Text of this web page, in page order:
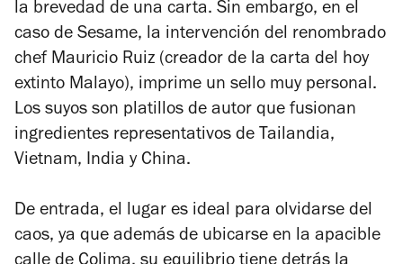
la brevedad de una carta. Sin embargo, en el
caso de Sesame, la intervención del renombrado
chef Mauricio Ruiz (creador de la carta del hoy
extinto Malayo), imprime un sello muy personal.
Los suyos son platillos de autor que fusionan
ingredientes representativos de Tailandia,
Vietnam, India y China.
De entrada, el lugar es ideal para olvidarse del
caos, ya que además de ubicarse en la apacible